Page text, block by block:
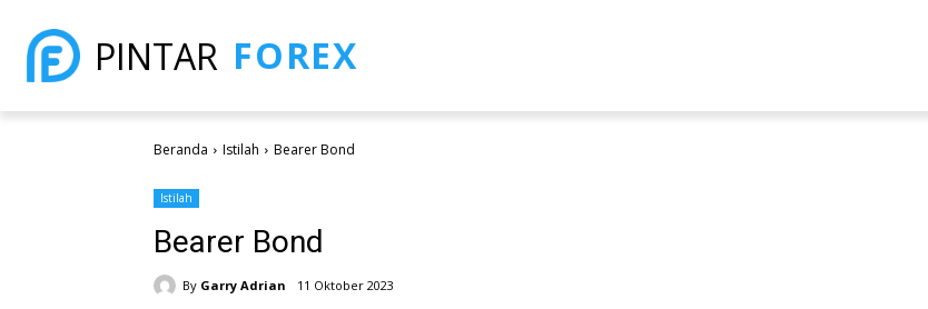
PINTAR FOREX
Beranda Istilah Bearer Bond
Istilah
Bearer Bond
By Garry Adrian 11 Oktober 2023